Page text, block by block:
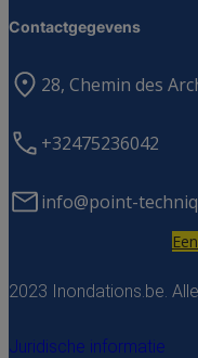
Contactgegevens
28, Chemin des
+32475236042
info@point-
2023 Inondations.be.
Juridische informatie